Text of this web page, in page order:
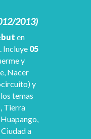
2013)
en
Incluye 05
y
Nacer
y
temas
Tierra
a